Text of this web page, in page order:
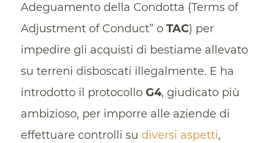
Adeguamento della Condotta (Terms of
Adjustment of Conduct” o TAC) per
impedire gli acquisti di bestiame allevato
su terreni disboscati illegalmente. E ha
introdotto il protocollo G4, giudicato più
ambizioso, per imporre alle aziende di
effettuare controlli su diversi aspetti,